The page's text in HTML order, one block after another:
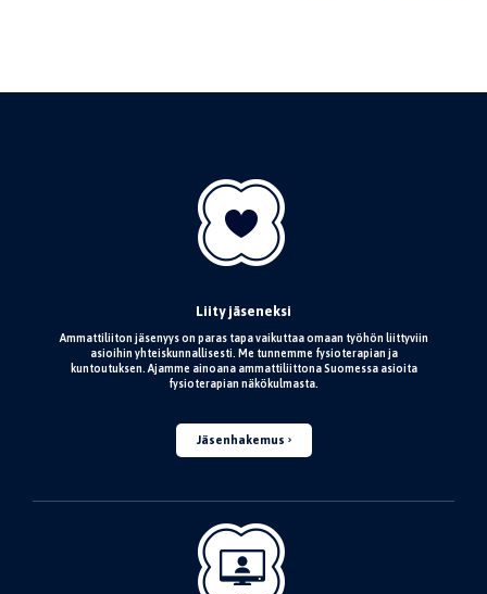
Liity jäseneksi
Ammattiliiton jäsenyys on paras tapa vaikuttaa omaan työhön liittyviin
asioihin yhteiskunnallisesti. Me tunnemme fysioterapian ja
kuntoutuksen. Ajamme ainoana ammattiliittona Suomessa asioita
fysioterapian näkökulmasta.
Jäsenhakemus